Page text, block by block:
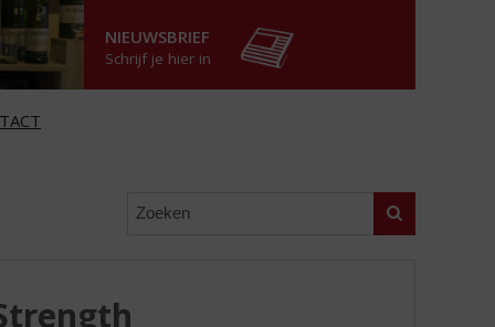
NIEUWSBRIEF
Schrijf je hier in
Zoeken